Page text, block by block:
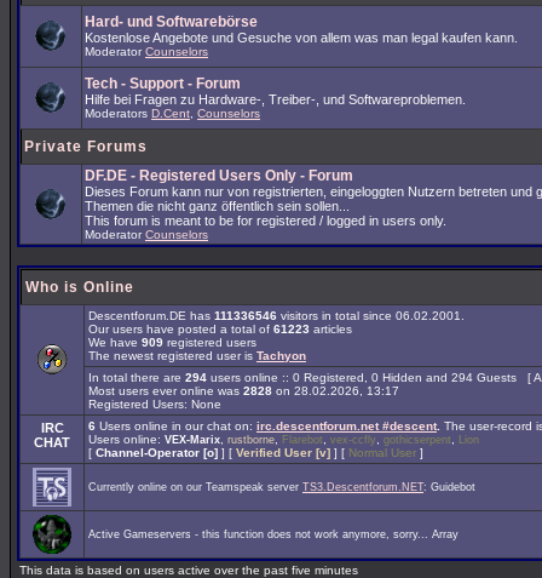
Hard- und Softwarebörse
Kostenlose Angebote und Gesuche von allem was man legal kaufen kann.
Moderator Counselors
Tech - Support - Forum
Hilfe bei Fragen zu Hardware-, Treiber-, und Softwareproblemen.
Moderators D.Cent Counselors
Private Forums
DF.DE - Registered Users Only - Forum
Dieses Forum kann nur von registrierten, eingeloggten Nutzern betreten und
Themen die nicht ganz öffentlich sein sollen...
This forum is meant to be for registered / logged in users only.
Moderator Counselors
Who is Online
Descentforum.DE has 111336546 visitors in total since 06.02.2001.
Our users have posted a total of 61223 articles
We have 909 registered users
The newest registered user is Tachyon
In total there are 294 users online :: 0 Registered, 0 Hidden and 294 Guests [
Most users ever online was 2828 on 28.02.2026, 13:17
Registered Users: None
IRC
CHAT
6 Users online in our chat on: irc.descentforum.net #descent. The user-record
Users online: VEX-Marix rustborne Flarebot vex-ccfly gothicserpent Lion
[ Channel-Operator [o] ] [ Verified User [v] ] [ Normal User ]
Currently online on our Teamspeak server TS3.Descentforum.NET: Guidebot
Active Gameservers - this function does not work anymore, sorry... Array
This data is based on users active over the past five minutes